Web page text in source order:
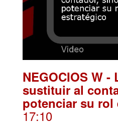
NEGOCIOS W
sustituir al
potenciar su rol
17:10